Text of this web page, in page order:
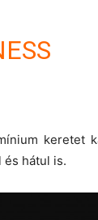
keretet
és hátul is.